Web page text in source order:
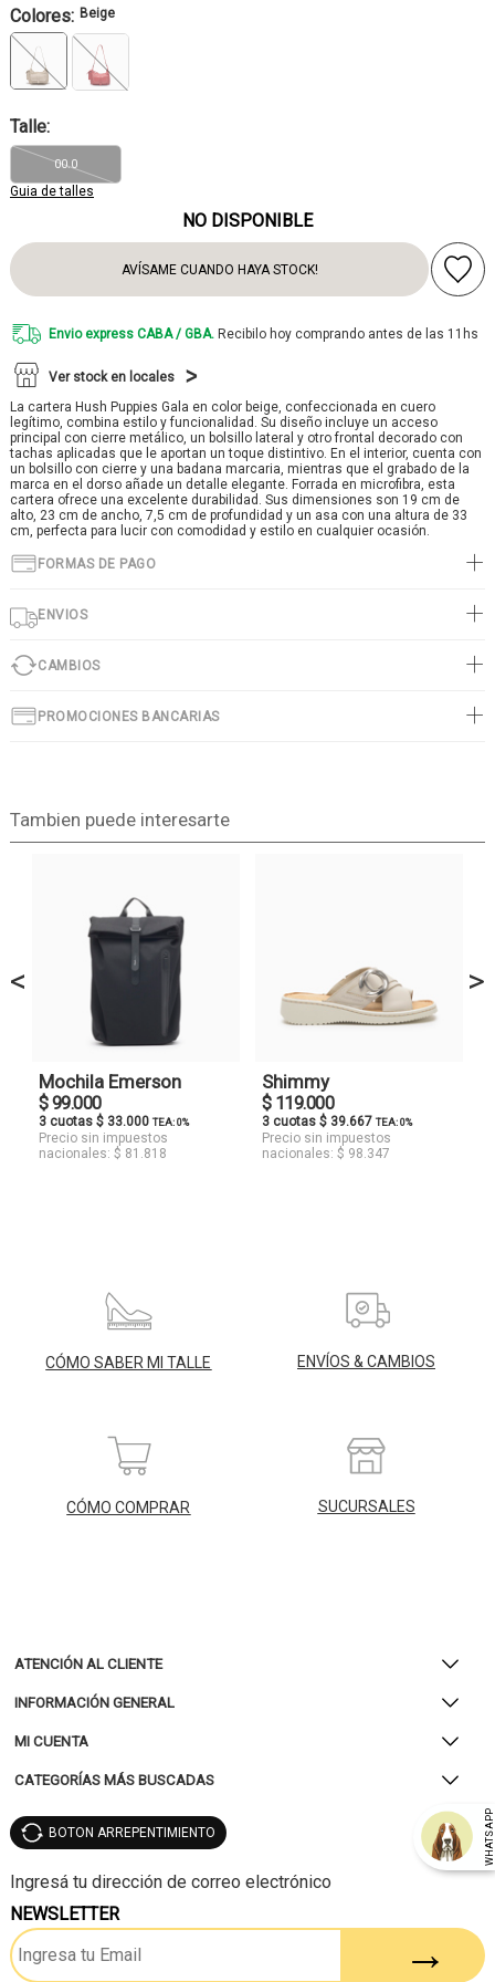
Colores: Beige
Talle:
Guia de talles
00.0
NO DISPONIBLE
AVÍSAME CUANDO HAYA STOCK!
Envio express CABA / GBA. Recibilo hoy comprando antes de las 11hs
Ver stock en locales
La cartera Hush Puppies Gala en color beige, confeccionada en cuero
legítimo, combina estilo y funcionalidad. Su diseño incluye un acceso
principal con cierre metálico, un bolsillo lateral y otro frontal decorado con
tachas aplicadas que le aportan un toque distintivo. En el interior, cuenta con
un bolsillo con cierre y una badana marcaria, mientras que el grabado de la
marca en el dorso añade un detalle elegante. Forrada en microfibra, esta
cartera ofrece una excelente durabilidad. Sus dimensiones son 19 cm de
alto, 23 cm de ancho, 7,5 cm de profundidad y un asa con una altura de 33
cm, perfecta para lucir con comodidad y estilo en cualquier ocasión.
FORMAS DE PAGO
ENVIOS
CAMBIOS
PROMOCIONES BANCARIAS
Tambien puede interesarte
<
Mochila Emerson
$ 99.000
3 cuotas $ 33.000 TEA: 0%
Precio sin impuestos
nacionales: $ 81.818
Shimmy
$ 119.000
3 cuotas $ 39.667 TEA: 0%
Precio sin impuestos
nacionales: $ 98.347
>
CÓMO SABER MI TALLE ENVÍOS & CAMBIOS
CÓMO COMPRAR SUCURSALES
ATENCIÓN AL CLIENTE
INFORMACIÓN GENERAL
MI CUENTA
CATEGORÍAS MÁS BUSCADAS
WHATSAPP
BOTON ARREPENTIMIENTO
NEWSLETTER